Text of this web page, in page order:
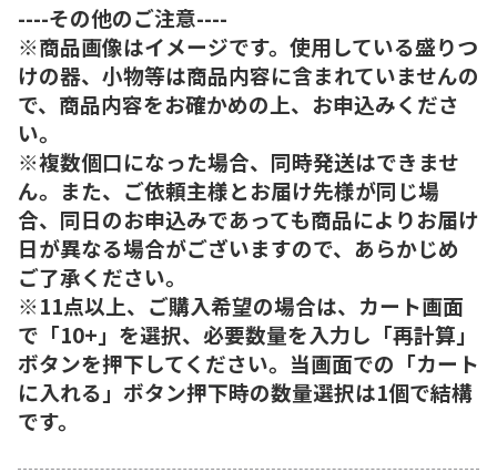
----その他のご注意----
※商品画像はイメージです。使用している盛りつ
けの器、小物等は商品内容に含まれていませんの
で、商品内容をお確かめの上、お申込みくださ
い。
※複数個口になった場合、同時発送はできませ
ん。また、ご依頼主様とお届け先様が同じ場
合、同日のお申込みであっても商品によりお届け
日が異なる場合がございますので、あらかじめ
ご了承ください。
※11点以上、ご購入希望の場合は、カート画面
で「10+」を選択、必要数量を入力し「再計算」
ボタンを押下してください。当画面での「カート
に入れる」ボタン押下時の数量選択は1個で結構
です。